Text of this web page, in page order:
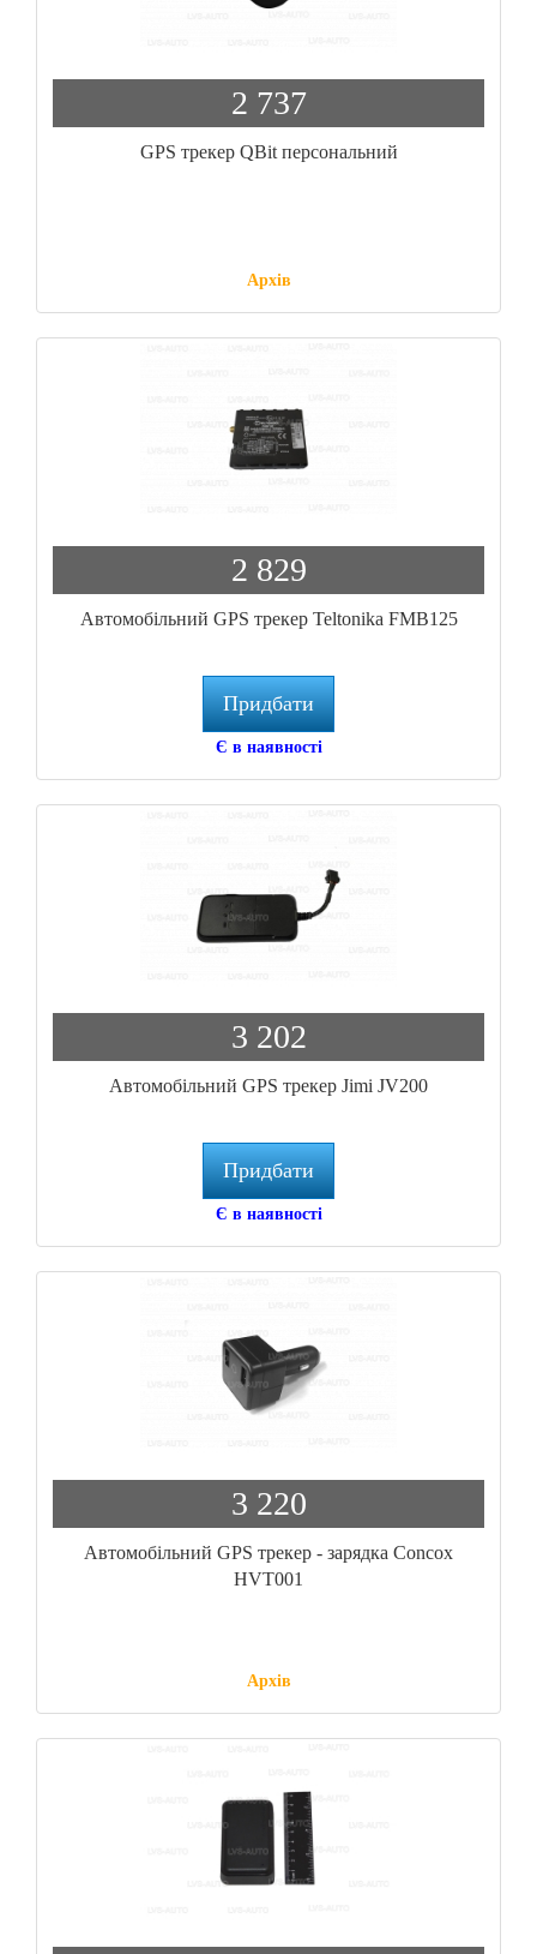
2 737
GPS трекер QBit персональний
Архів
2 829
Автомобільний GPS трекер Teltonika FMB125
Придбати
Є в наявності
3 202
Автомобільний GPS трекер Jimi JV200
Придбати
Є в наявності
3 220
Автомобільний GPS трекер - зарядка Concox
HVT001
Архів